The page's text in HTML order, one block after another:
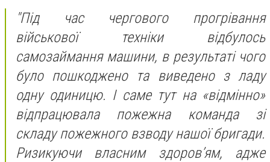
"Під час чергового прогрівання
військової техніки відбулось
самозаймання машини, в результаті чого
було пошкоджено та виведено з ладу
одну одиницю. І саме тут на «відмінно»
відпрацювала пожежнакоманда зі
складу пожежного взводу нашої бригади.
Ризикуючи власним здоров’ям, адже